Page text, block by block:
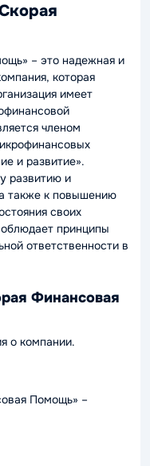
– это надежная и
которая
имеет
членом
и развитие».
развитию и
также к повышению
своих
принципы
ответственности в
Финансовая
о компании.
Помощь» –